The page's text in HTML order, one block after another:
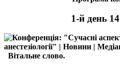
1-й день
Вітальне слово.